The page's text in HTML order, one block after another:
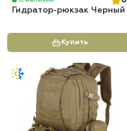
Гидратор-рюкзак Черный
Купить